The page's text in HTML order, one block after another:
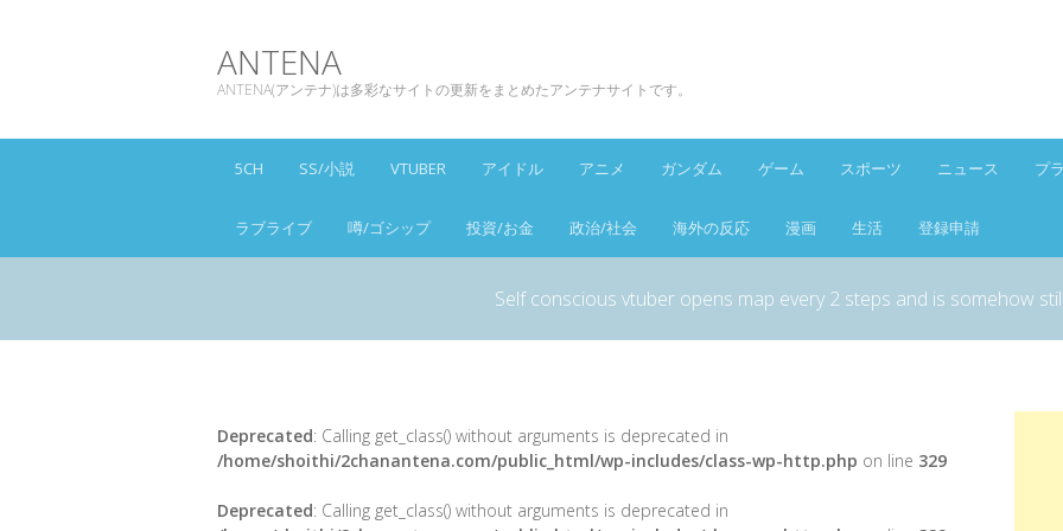
ANTENA
ANTENA(アンテナ)は多彩なサイトの更新をまとめたアンテナサイトです。
5CH SS/小説 VTUBER アイドル アニメ ガンダム ゲーム スポーツ ニュース プ
ラブライブ 噂/ゴシップ 投資/お金 政治/社会 海外の反応 漫画 生活 登録申請
Self conscious vtuber opens map every 2 steps and is somehow
Deprecated: Calling get_class() without arguments is deprecated in
/home/shoithi/2chanantena.com/public_html/wp-includes/class-wp-http.php on line 329
Deprecated: Calling get_class() without arguments is deprecated in